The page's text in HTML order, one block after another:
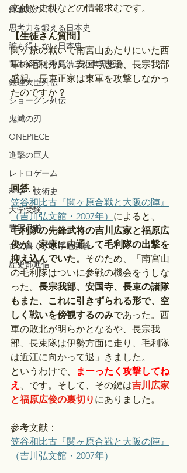
鎌倉殿の13人
思考力を鍛える日本史
誰も得しない日本史
青木裕司と中島浩二の世界史ch
総理大臣列伝
ショーグン列伝
鬼滅の刃
ONEPIECE
進撃の巨人
レトロゲーム
科学・技術史
大学受験
豊臣兄弟
古文書くずし字勉強会
歴史部通信
文献や史料などの情報求むです。
【生徒さん質問】
関ヶ原の戦いで南宮山あたりにいた西
軍の毛利秀元、安国寺恵瓊、長宗我部
盛親、長束正家は東軍を攻撃しなかっ
たのですか？
回答：
笠谷和比古『関ヶ原合戦と大阪の陣』
（吉川弘文館・2007年） によると、
毛利隊の先鋒武将の吉川広家と福原広
俊が、家康に内通して毛利隊の出撃を
抑え込んでいた。 そのため、「南宮山
の毛利隊はついに参戦の機会をうしな
った。 長宗我部、安国寺、長束の諸隊
もまた、これに引きずられる形で、空
しく戦いを傍観するのみであった。西
軍の敗北が明らかとなるや、長宗我
部、長束隊は伊勢方面に走り、毛利隊
は近江に向かって退」きました。
というわけで、
まーったく攻撃してね
え 、です。そして、その鍵は吉川広家
と福原広俊の裏切り にありました。
参考文献：
笠谷和比古『関ヶ原合戦と大阪の陣』
（吉川弘文館・2007年）